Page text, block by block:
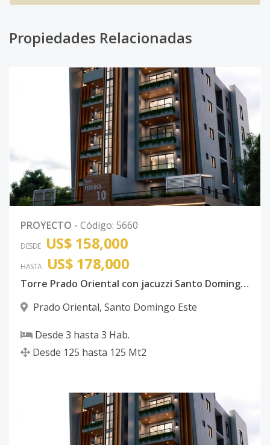
Propiedades Relacionadas
PROYECTO - Código: 5660
DESDE US$ 158,000
HASTA US$ 178,000
Torre Prado Oriental con jacuzzi Santo Domingo Este con ancestor
Prado Oriental, Santo Domingo Este
Desde 3 hasta 3 Hab.
Desde 125 hasta 125 Mt2